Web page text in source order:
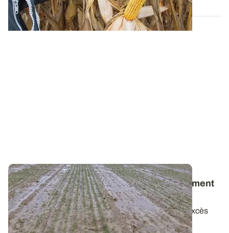
Semis tardif ou resemis de céréales : comment
prendre la bonne décision ?
Les conditions d’implantation de l’automne et les excès
d’eau de ces trois derniers mois...